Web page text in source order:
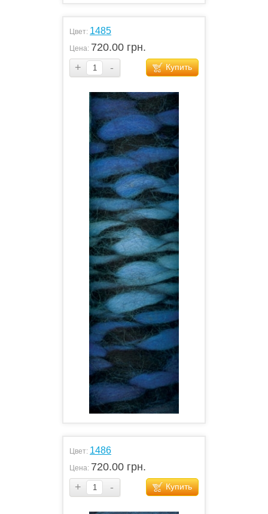
Цвет: 1485
Цена: 720.00 грн.
+
- Купить
Цвет: 1486
Цена: 720.00 грн.
+
- Купить